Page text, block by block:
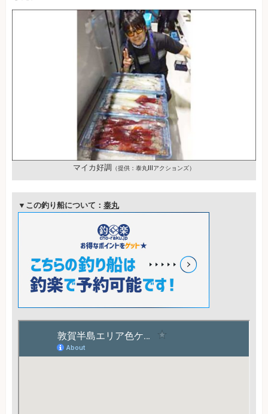
マイカ好調 （提供：泰丸Ⅲアクションズ）
▼この釣り船について： 泰丸